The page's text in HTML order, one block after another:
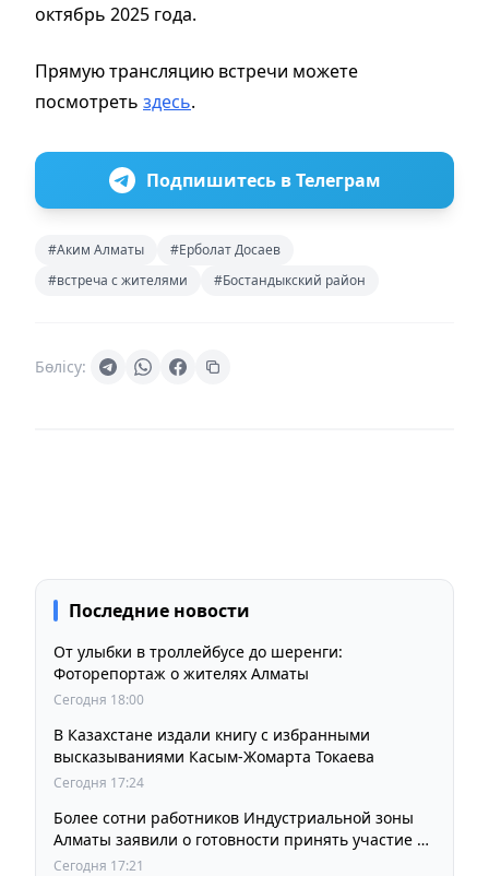
октябрь 2025 года.
Прямую трансляцию встречи можете
посмотреть здесь.
Подпишитесь в Телеграм
#Аким Алматы
#Ерболат Досаев
#встреча с жителями
#Бостандыкский район
Бөлісу:
Последние новости
От улыбки в троллейбусе до шеренги:
Фоторепортаж о жителях Алматы
Сегодня 18:00
В Казахстане издали книгу с избранными
высказываниями Касым-Жомарта Токаева
Сегодня 17:24
Более сотни работников Индустриальной зоны
Алматы заявили о готовности принять участие в
выборах членов Курылтая
Сегодня 17:21